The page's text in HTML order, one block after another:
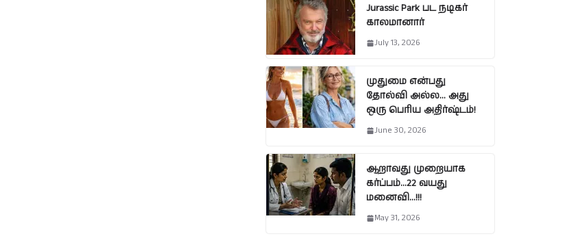
Jurassic Park பட நடிகர்
காலமானார்
July 13, 2026
முதுமை என்பது
தோல்வி அல்ல… அது
ஒரு பெரிய அதிர்ஷ்டம்!
June 30, 2026
ஆறாவது முறையாக
கர்ப்பம்…22 வயது
மனைவி…!!!
May 31, 2026